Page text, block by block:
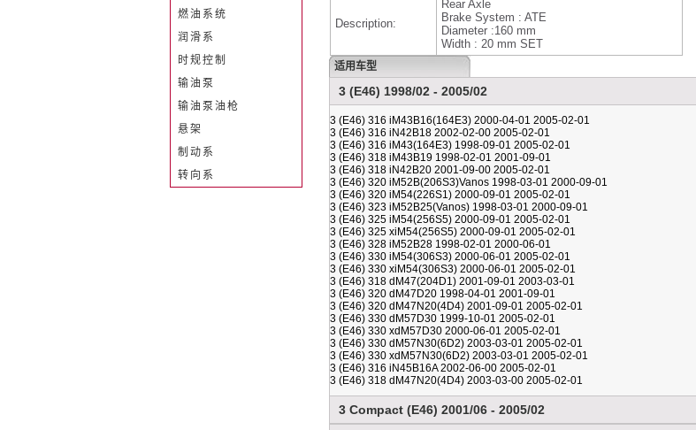
Description:
Rear Axle
Brake System : ATE
Diameter :160 mm
Width : 20 mm SET
适用车型
3 (E46) 1998/02 - 2005/02
3 (E46) 316 iM43B16(164E3) 2000-04-01 2005-02-01
3 (E46) 316 iN42B18 2002-02-00 2005-02-01
3 (E46) 316 iM43(164E3) 1998-09-01 2005-02-01
3 (E46) 318 iM43B19 1998-02-01 2001-09-01
3 (E46) 318 iN42B20 2001-09-00 2005-02-01
3 (E46) 320 iM52B(206S3)Vanos 1998-03-01 2000-09-01
3 (E46) 320 iM54(226S1) 2000-09-01 2005-02-01
3 (E46) 323 iM52B25(Vanos) 1998-03-01 2000-09-01
3 (E46) 325 iM54(256S5) 2000-09-01 2005-02-01
3 (E46) 325 xiM54(256S5) 2000-09-01 2005-02-01
3 (E46) 328 iM52B28 1998-02-01 2000-06-01
3 (E46) 330 iM54(306S3) 2000-06-01 2005-02-01
3 (E46) 330 xiM54(306S3) 2000-06-01 2005-02-01
3 (E46) 318 dM47(204D1) 2001-09-01 2003-03-01
3 (E46) 320 dM47D20 1998-04-01 2001-09-01
3 (E46) 320 dM47N20(4D4) 2001-09-01 2005-02-01
3 (E46) 330 dM57D30 1999-10-01 2005-02-01
3 (E46) 330 xdM57D30 2000-06-01 2005-02-01
3 (E46) 330 dM57N30(6D2) 2003-03-01 2005-02-01
3 (E46) 330 xdM57N30(6D2) 2003-03-01 2005-02-01
3 (E46) 316 iN45B16A 2002-06-00 2005-02-01
3 (E46) 318 dM47N20(4D4) 2003-03-00 2005-02-01
3 Compact (E46) 2001/06 - 2005/02
燃油系统
润滑系
时规控制
输油泵
输油泵油枪
悬架
制动系
转向系